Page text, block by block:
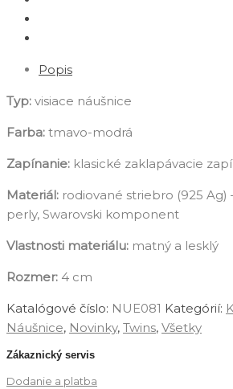
Popis
Typ: visiace náušnice
Farba: tmavo-modrá
Zapínanie: klasické zaklapávacie
Materiál: rodiované striebro (925 Ag)
perly, Swarovski komponent
Vlastnosti materiálu: matný a lesklý
Rozmer: 4 cm
Katalógové číslo: NUE081 Kategórií:
Náušnice, Novinky, ‎Twins, ‎Všetky
Zákaznický servis
Dodanie a platba